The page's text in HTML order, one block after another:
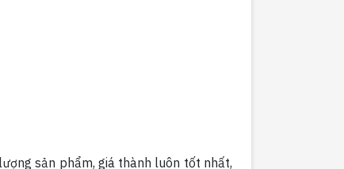
sản phẩm, giá thành luôn tốt nhất,